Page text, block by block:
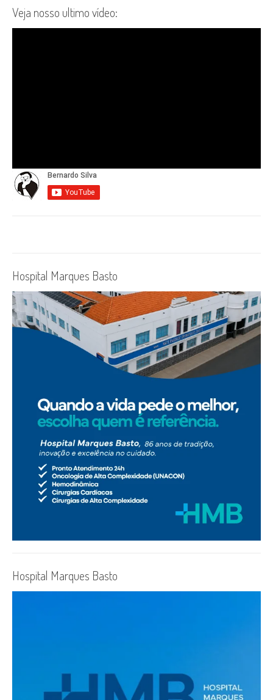
Veja nosso ultimo vídeo:
Hospital Marques Basto
Hospital Marques Basto